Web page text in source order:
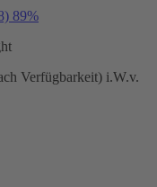
89%
Verfügbarkeit) i.W.v.